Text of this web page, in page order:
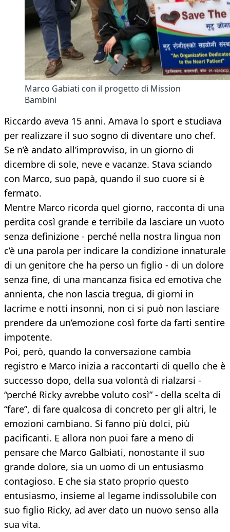
Marco Gabiati con il progetto di Mission
Bambini
Riccardo aveva 15 anni. Amava lo sport e studiava
per realizzare il suo sogno di diventare uno chef.
Se n’è andato all’improvviso, in un giorno di
dicembre di sole, neve e vacanze. Stava sciando
con Marco, suo papà, quando il suo cuore si è
fermato.
Mentre Marco ricorda quel giorno, racconta di una
perdita così grande e terribile da lasciare un vuoto
senza definizione - perché nella nostra lingua non
c’è una parola per indicare la condizione innaturale
di un genitore che ha perso un figlio - di un dolore
senza fine, di una mancanza fisica ed emotiva che
annienta, che non lascia tregua, di giorni in
lacrime e notti insonni, non ci si può non lasciare
prendere da un’emozione così forte da farti sentire
impotente.
Poi, però, quando la conversazione cambia
registro e Marco inizia a raccontarti di quello che è
successo dopo, della sua volontà di rialzarsi -
“perché Ricky avrebbe voluto così” - della scelta di
“fare”, di fare qualcosa di concreto per gli altri, le
emozioni cambiano. Si fanno più dolci, più
pacificanti. E allora non puoi fare a meno di
pensare che Marco Galbiati, nonostante il suo
grande dolore, sia un uomo di un entusiasmo
contagioso. E che sia stato proprio questo
entusiasmo, insieme al legame indissolubile con
suo figlio Ricky, ad aver dato un nuovo senso alla
sua vita.